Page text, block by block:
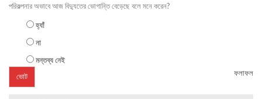
পরিকল্পনার অভাবে আজ বিদ্যুতের ভোগান্তি বেড়েছে বলে মনে করেন?
হ্যাঁ
না
মন্তব্য নেই
ফলাফল